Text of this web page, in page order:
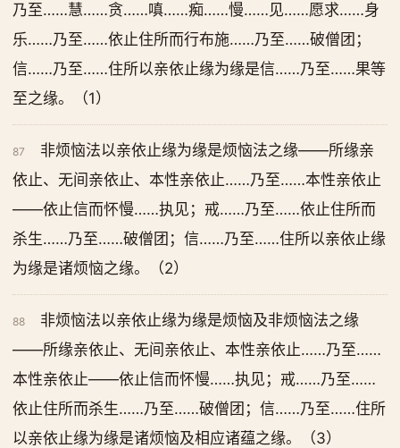
乃至……慧……贪……嗔……痴……慢……见……愿求……身
乐……乃至……依止住所而行布施……乃至……破僧团；
信……乃至……住所以亲依止缘为缘是信……乃至……果等
至之缘。（1）
87
非烦恼法以亲依止缘为缘是烦恼法之缘——所缘亲
依止、无间亲依止、本性亲依止……乃至……本性亲依止
——依止信而怀慢……执见；戒……乃至……依止住所而
杀生……乃至……破僧团；信……乃至……住所以亲依止缘
为缘是诸烦恼之缘。（2）
88
非烦恼法以亲依止缘为缘是烦恼及非烦恼法之缘
——所缘亲依止、无间亲依止、本性亲依止……乃至……
本性亲依止——依止信而怀慢……执见；戒……乃至……
依止住所而杀生……乃至……破僧团；信……乃至……住所
以亲依止缘为缘是诸烦恼及相应诸蕴之缘。（3）